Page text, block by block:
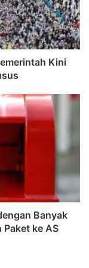
Kini
Banyak
Paket ke AS